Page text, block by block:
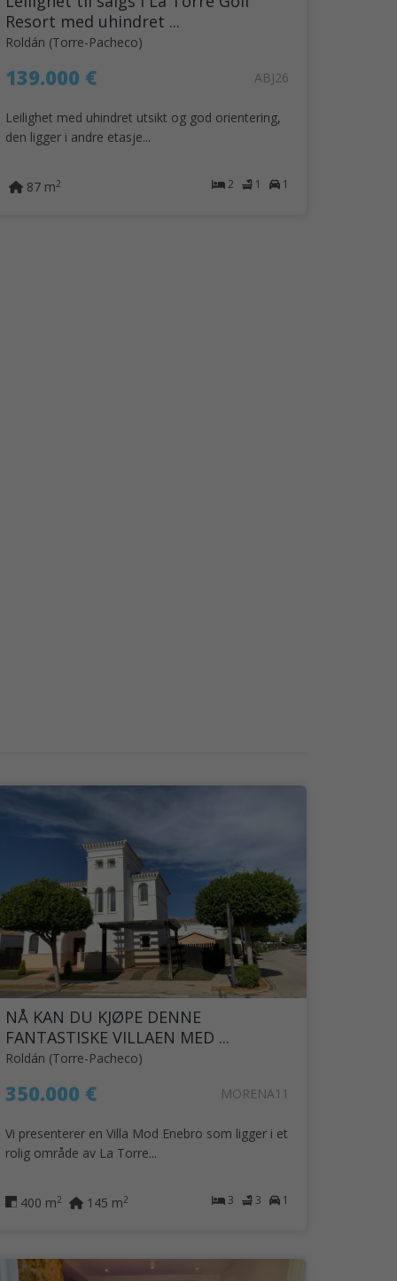
Resort med uhindret ...
Roldán (Torre-Pacheco)
139.000 € ABJ26
Leilighet med uhindret utsikt og god orientering,
den ligger i andre etasje...
2 1 1
87 m2
NÅ KAN DU KJØPE DENNE
FANTASTISKE VILLAEN MED ...
Roldán (Torre-Pacheco)
350.000 € MORENA11
Vi presenterer en Villa Mod Enebro som ligger i et
rolig område av La Torre...
3 3 1
400 m2 145 m2